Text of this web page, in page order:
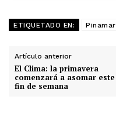
ETIQUETADO EN: Pinamar
Artículo anterior
El Clima: la primavera
comenzará a asomar este
fin de semana